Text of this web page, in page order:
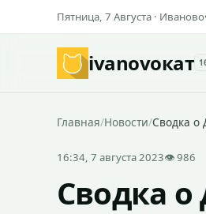
Пятница, 7 Августа · Иваново
ivanovoкат
Главная/Новости/Сводка
16:34, 7 августа 2023👁 986
Сводка